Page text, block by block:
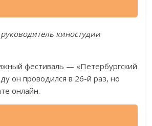
киностудии
фестиваль — «Петербургский
он проводился в 26-й раз, но
онлайн.